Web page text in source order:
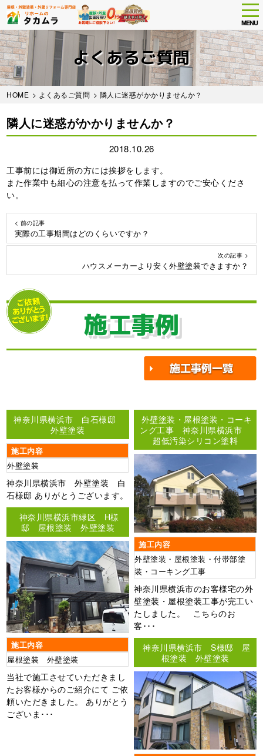
Skip
to
main
content
MENU
よくあるご質問
HOME > よくあるご質問 > 隣人に迷惑がかかりませんか？
隣人に迷惑がかかりませんか？
2018.10.26
工事前には御近所の方には挨拶をします。
また作業中も細心の注意を払って作業しますのでご安心くださ
い。
< 前の記事
実際の工事期間はどのくらいですか？
次の記事 >
ハウスメーカーより安く外壁塗装できますか？
施工事例
神奈川県横浜市 白石様邸
外壁塗装
施工内容
外壁塗装
神奈川県横浜市 外壁塗装 白
石様邸 ありがとうございます。
外壁塗装・屋根塗装・コーキ
ング工事 神奈川県横浜市
超低汚染シリコン塗料
施工内容
外壁塗装・屋根塗装・付帯部塗
装・コーキング工事
神奈川県横浜市のお客様宅の外
壁塗装・屋根塗装工事が完工い
たしました。 こちらのお
客･･･
神奈川県横浜市緑区 H様
邸 屋根塗装 外壁塗装
施工内容
屋根塗装 外壁塗装
当社で施工させていただきまし
たお客様からのご紹介にて ご依
頼いただきました。 ありがとう
ございま･･･
神奈川県横浜市 S様邸 屋
根塗装 外壁塗装